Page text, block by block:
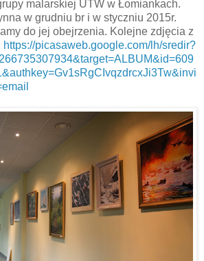
malarskiej UTW w Łomiankach.
w grudniu br i w styczniu 2015r.
do jej obejrzenia. Kolejne zdjęcia z
https://picasaweb.google.com/lh/sredir?